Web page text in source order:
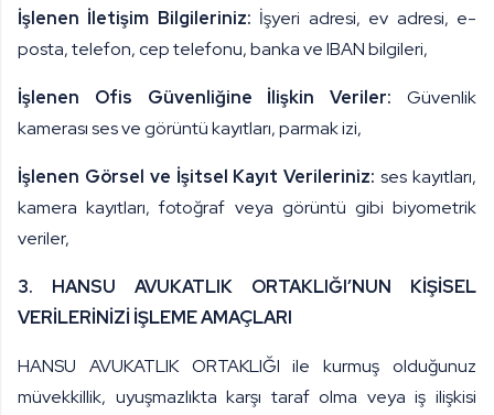
İşlenen İletişim Bilgileriniz: İşyeri adresi, ev adresi, e-
posta, telefon, cep telefonu, banka ve IBAN bilgileri,
İşlenen Ofis Güvenliğine İlişkin Veriler: Güvenlik
kamerası ses ve görüntü kayıtları, parmak izi,
İşlenen Görsel ve İşitsel Kayıt Verileriniz:ses kayıtları,
kamera kayıtları, fotoğraf veya görüntü gibi biyometrik
veriler,
3. HANSU AVUKATLIK ORTAKLIĞI’NUN KİŞİSEL
VERİLERİNİZİ İŞLEME AMAÇLARI
HANSU AVUKATLIK ORTAKLIĞI ile kurmuş olduğunuz
müvekkillik, uyuşmazlıkta karşı taraf olma veya iş ilişkisi